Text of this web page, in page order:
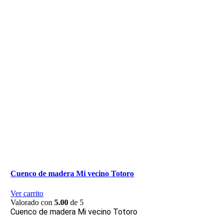
Cuenco de madera Mi vecino Totoro
Ver carrito
Valorado con5.00 de 5
Cuenco de madera Mi vecino Totoro